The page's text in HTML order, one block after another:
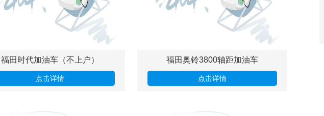
福田时代加油车（不上户）
点击详情
福田奥铃3800轴距加油车
点击详情